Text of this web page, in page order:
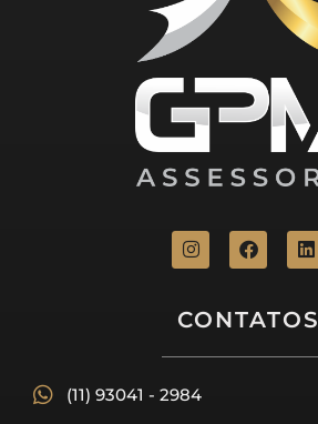
CONTATOS
(11) 93041 - 2984